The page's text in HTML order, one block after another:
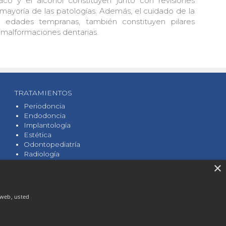
de las patologías. Además, el cuidado de la
tempranas, también constituyen pilares
dentarias.
TRATAMIENTOS
Periodoncia
Endodoncia
Implantología
Estética
Odontopediatría
Radiología
usted
×